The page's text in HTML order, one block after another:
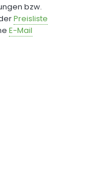
bzw.
Preisliste
E-Mail